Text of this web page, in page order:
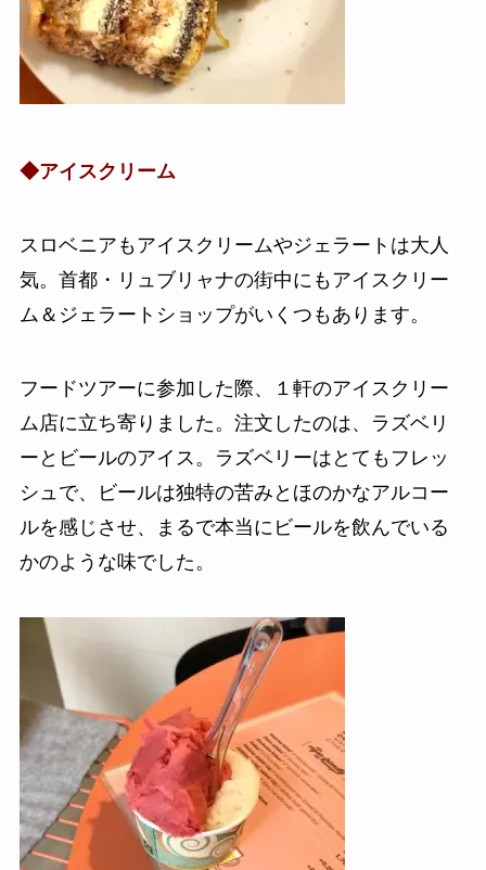
◆アイスクリーム
スロベニアもアイスクリームやジェラートは大人
気。首都・リュブリャナの街中にもアイスクリー
ム＆ジェラートショップがいくつもあります。
フードツアーに参加した際、１軒のアイスクリー
ム店に立ち寄りました。注文したのは、ラズベリ
ーとビールのアイス。ラズベリーはとてもフレッ
シュで、ビールは独特の苦みとほのかなアルコー
ルを感じさせ、まるで本当にビールを飲んでいる
かのような味でした。